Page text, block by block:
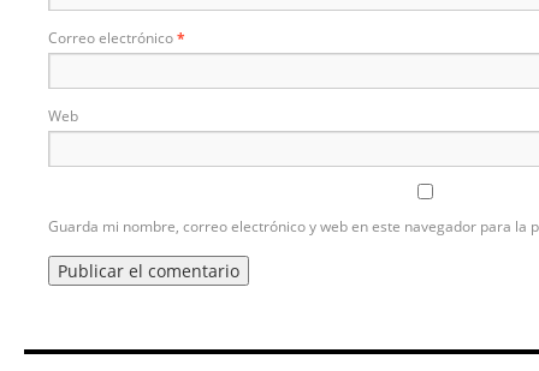
Correo electrónico*
Web
Guarda mi nombre, correo electrónico y web en este navegador para la